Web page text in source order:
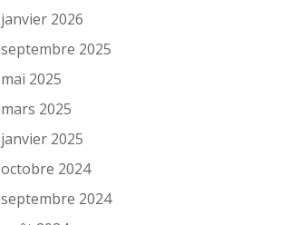
janvier 2026
septembre 2025
mai 2025
mars 2025
janvier 2025
octobre 2024
septembre 2024